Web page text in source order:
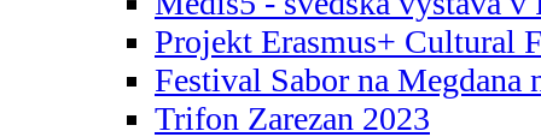
Projekt Erasmus+ Cultural
Festival Sabor na Megdana
Trifon Zarezan 2023